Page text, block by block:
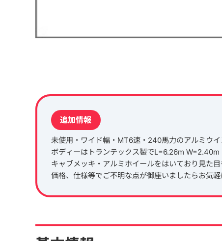
追加情報
未使用・ワイド幅・MT6速・240馬力のアルミウイ
ボディーはトランテックス製でL=6.26m W=2.40m
キャブメッキ・アルミホイールをはいており見た目
価格、仕様等でご不明な点が御座いましたらお気軽